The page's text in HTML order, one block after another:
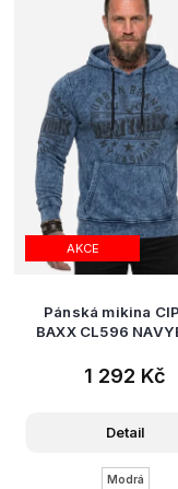
AKCE
Pánská mikina
BAXX CL596
1 292 Kč
Detail
Modrá